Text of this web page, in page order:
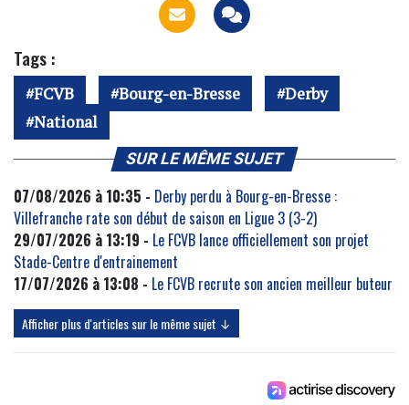
Tags :
FCVB Bourg-en-Bresse
Derby
National
SUR LE MÊME SUJET
07/08/2026 à 10:35 - Derby perdu à Bourg-en-Bresse :
Villefranche rate son début de saison en Ligue 3 (3-2)
29/07/2026 à 13:19 - Le FCVB lance officiellement son projet
Stade-Centre d'entrainement
17/07/2026 à 13:08 - Le FCVB recrute son ancien meilleur buteur
Afficher plus d'articles sur le même sujet ↓